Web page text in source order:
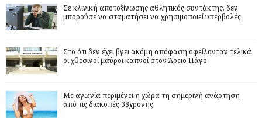
Σε κλινική αποτοξίνωσης αθλητικός συντάκτης, δεν
μπορούσε να σταματήσει να χρησιμοποιεί υπερβολές
Στο ότι δεν έχει βγει ακόμη απόφαση οφείλονταν τελικά
οι χθεσινοί μαύροι καπνοί στον Άρειο Πάγο
Με αγωνία περιμένει η χώρα τη σημερινή ανάρτηση
από τις διακοπές 38χρονης